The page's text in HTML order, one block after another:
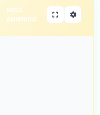
NOEL
ANIMADO